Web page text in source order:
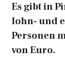
Es gibt in
lohn- und
Personen
von Euro.